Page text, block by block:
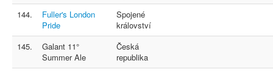
144.
Fuller's London
Pride
Spojené
království
145.
Galant 11°
Summer Ale
Česká
republika